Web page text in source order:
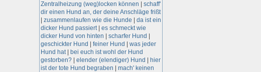
Zentralheizung (weg)locken können
schaff'
dir einen Hund an, der deine Anschläge frißt
zusammenlaufen wie die Hunde
da ist ein
dicker Hund passiert| es schmeckt wie
dicker Hund von hinten
scharfer Hund
geschickter Hund
feiner Hund
was jeder
Hund hat| bei euch ist wohl der Hund
gestorben?
elender (elendiger) Hund
hier
ist der tote Hund begraben
mach' keinen